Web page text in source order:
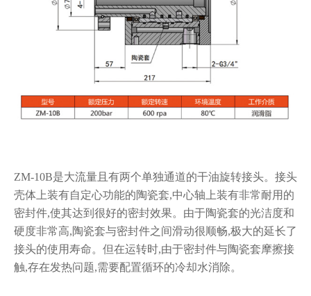
ZM-10B是大流量且有两个单独通道的干油旋转接头。接头
壳体上装有自定心功能的陶瓷套,中心轴上装有非常耐用的
密封件,使其达到很好的密封效果。由于陶瓷套的光洁度和
硬度非常高,陶瓷套与密封件之间滑动很顺畅,极大的延长了
接头的使用寿命。但在运转时,由于密封件与陶瓷套摩擦接
触,存在发热问题,需要配置循环的冷却水消除。